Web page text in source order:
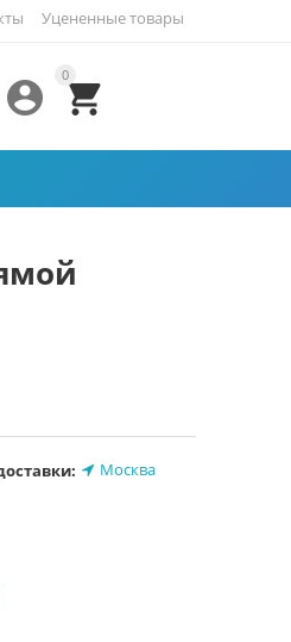
Уцененные товары
0


Москва